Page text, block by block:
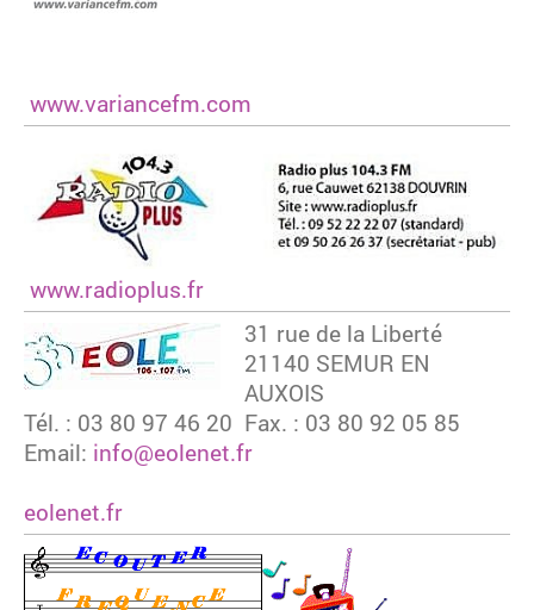
www.variancefm.com
www.radioplus.fr
31 rue de la Liberté
21140 SEMUR EN
AUXOIS
Tél. : 03 80 97 46 20 Fax. : 03 80 92 05 85
Email: info@eolenet.fr
eolenet.fr